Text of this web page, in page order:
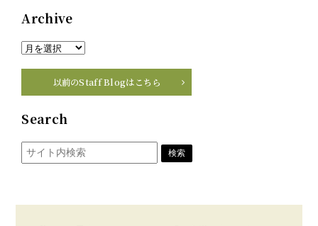
Archive
以前のStaff Blogはこちら
Search